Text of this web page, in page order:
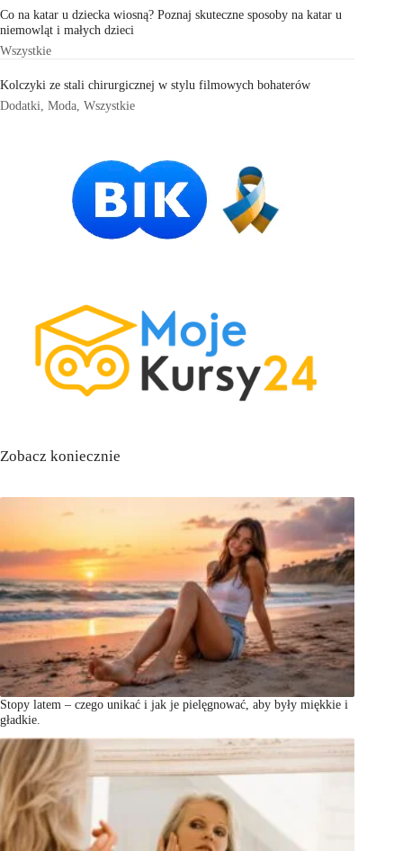
Co na katar u dziecka wiosną? Poznaj skuteczne sposoby na katar u
niemowląt i małych dzieci
Wszystkie
Kolczyki ze stali chirurgicznej w stylu filmowych bohaterów
Dodatki Moda Wszystkie
Zobacz koniecznie
Stopy latem – czego unikać i jak je pielęgnować, aby były miękkie i
gładkie.